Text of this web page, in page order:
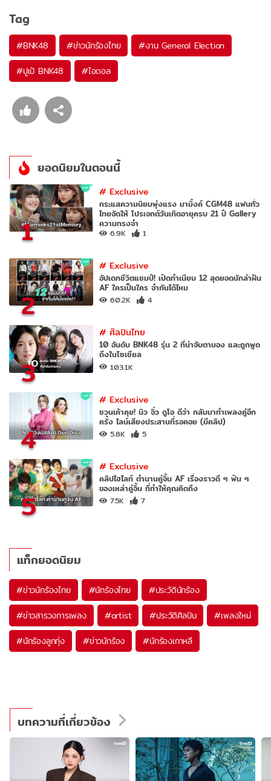
Tag
#BNK48 #ข่าวนักร้องไทย #งาน General Election
#ปูเป้ BNK48 #ไอดอล
ยอดนิยมในตอนนี้
1
#Exclusive
กระแสความนิยมพุ่งแรง มามิ้งค์ CGM48 แฟนทั่ว
ไทยจัดให้ โปรเจกต์วันเกิดอายุครบ 21 ปี Gallery
ความทรงจำ
6.9K 1
2
#Exclusive
อัปเดทชีวิตแชมป์! เปิดทำเนียบ 12 สุดยอดนักล่าฝัน
AF ใครเป็นใคร จำกันได้ไหม
60.2K 4
3
#ศิลปินไทย
10 อันดับ BNK48 รุ่น 2 ที่น่าจับตามอง และถูกพูด
ถึงในโซเชียล
103.1K
4
#Exclusive
ชวนเค้าคุย! นิว จิ๋ว ดูโอ ดีว่า กลับมาทำเพลงคู่อีก
ครั้ง ไลน์เสียงประสานที่รอคอย (มีคลิป)
5.8K 5
5
#Exclusive
คลิปไฮไลท์ ตำนานคู่จิ้น AF เรื่องราวดี ๆ ฟิน ๆ
ของเหล่าคู่จิ้น ที่ทำให้คุณคิดถึง
7.5K 7
แท็กยอดนิยม
#ข่าวนักร้องไทย #นักร้องไทย #ประวัตินักร้อง
#ข่าวสารวงการเพลง #artist #ประวัติศิลปิน #เพลงใหม่
#นักร้องลูกทุ่ง #ข่าวนักร้อง #นักร้องเกาหลี
บทความที่เกี่ยวข้อง